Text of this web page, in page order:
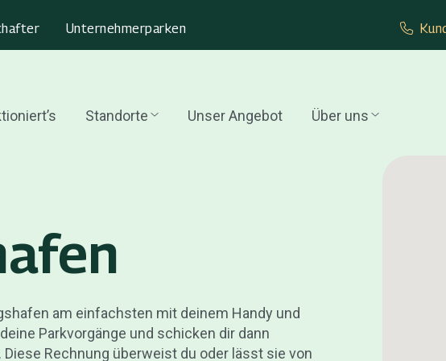
Unternehmer­parken
Standorte Unser Angebot Über uns
am einfachsten mit deinem Handy und
Parkvorgänge und schicken dir dann
Rechnung überweist du oder lässt sie von